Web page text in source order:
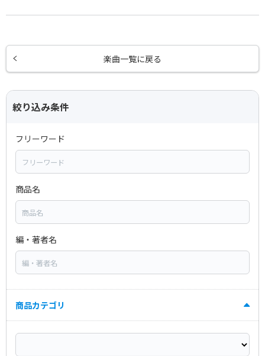
楽曲一覧に戻る
絞り込み条件
フリーワード
商品名
編・著者名
商品カテゴリ